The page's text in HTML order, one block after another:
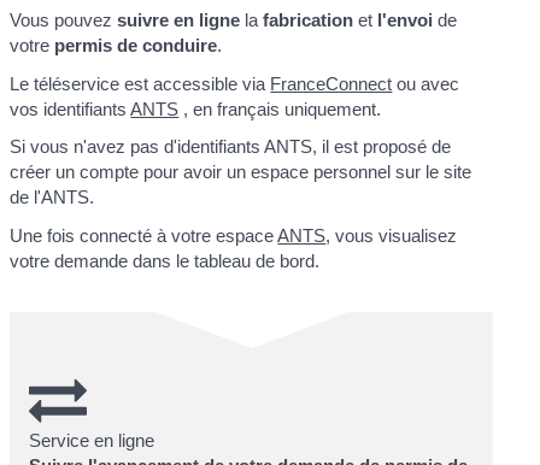
Vous pouvezsuivre en ligne lafabrication et l'envoi de
votre permis de conduire.
Le téléservice est accessible via FranceConnect ou avec
vos identifiantsANTS , en français uniquement.
Si vous n'avez pas d'identifiants ANTS, il est proposé de
créer un compte pour avoir un espace personnel sur le site
de l'ANTS.
Une fois connecté à votre espaceANTS, vous visualisez
votre demande dans le tableau de bord.
Service en ligne